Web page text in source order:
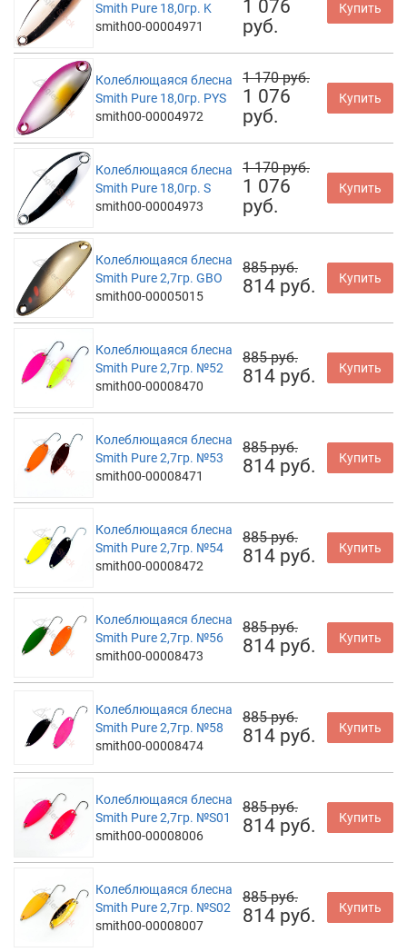
Smith Pure 18,0гр. K
smith00-00004971
1 076
руб.
Купить
Колеблющаяся блесна
Smith Pure 18,0гр. PYS
smith00-00004972
1 170 руб.
1 076
руб.
Купить
Колеблющаяся блесна
Smith Pure 18,0гр. S
smith00-00004973
1 170 руб.
1 076
руб.
Купить
Колеблющаяся блесна
Smith Pure 2,7гр. GBO
smith00-00005015
885 руб.
814 руб. Купить
Колеблющаяся блесна
Smith Pure 2,7гр. №52
smith00-00008470
885 руб.
814 руб. Купить
Колеблющаяся блесна
Smith Pure 2,7гр. №53
smith00-00008471
885 руб.
814 руб. Купить
Колеблющаяся блесна
Smith Pure 2,7гр. №54
smith00-00008472
885 руб.
814 руб. Купить
Колеблющаяся блесна
Smith Pure 2,7гр. №56
smith00-00008473
885 руб.
814 руб. Купить
Колеблющаяся блесна
Smith Pure 2,7гр. №58
smith00-00008474
885 руб.
814 руб. Купить
Колеблющаяся блесна
Smith Pure 2,7гр. №S01
smith00-00008006
885 руб.
814 руб. Купить
Колеблющаяся блесна
Smith Pure 2,7гр. №S02
smith00-00008007
885 руб.
814 руб. Купить